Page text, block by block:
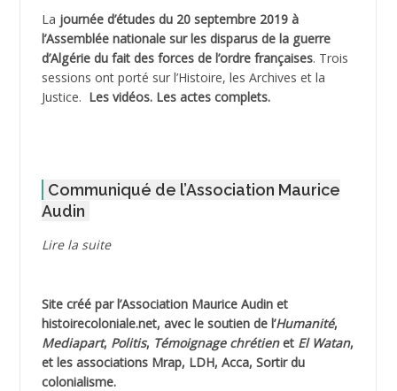
ADJAOUT
ADNI Mohamed Akli
ADOUL Arab *
AGOULMINE
AHLOUCHE Mabrouk *
AIBLIED Ahmed
La journée d’études du 20 septembre 2019 à
l’Assemblée nationale sur les disparus de la guerre
d’Algérie du fait des forces de l’ordre françaises. Trois
sessions ont porté sur l’Histoire, les Archives et la
Justice. Les vidéos. Les actes complets.
Communiqué de l’Association Maurice
Audin
Lire la suite
Site créé par l’Association Maurice Audinet
histoirecoloniale.net, avec le soutien de l’Humanité,
Mediapart, Politis, Témoignage chrétienet El Watan,
et les associations Mrap, LDH, Acca, Sortir du
colonialisme.